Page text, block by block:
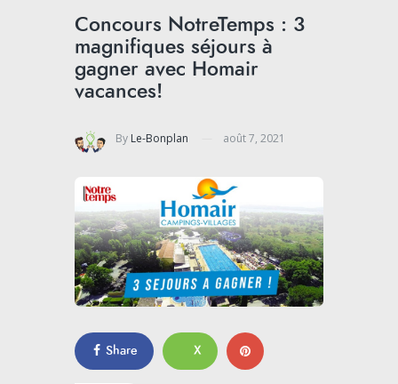
Concours NotreTemps : 3
magnifiques séjours à
gagner avec Homair
vacances!
By Le-Bonplan août 7, 2021
Share X